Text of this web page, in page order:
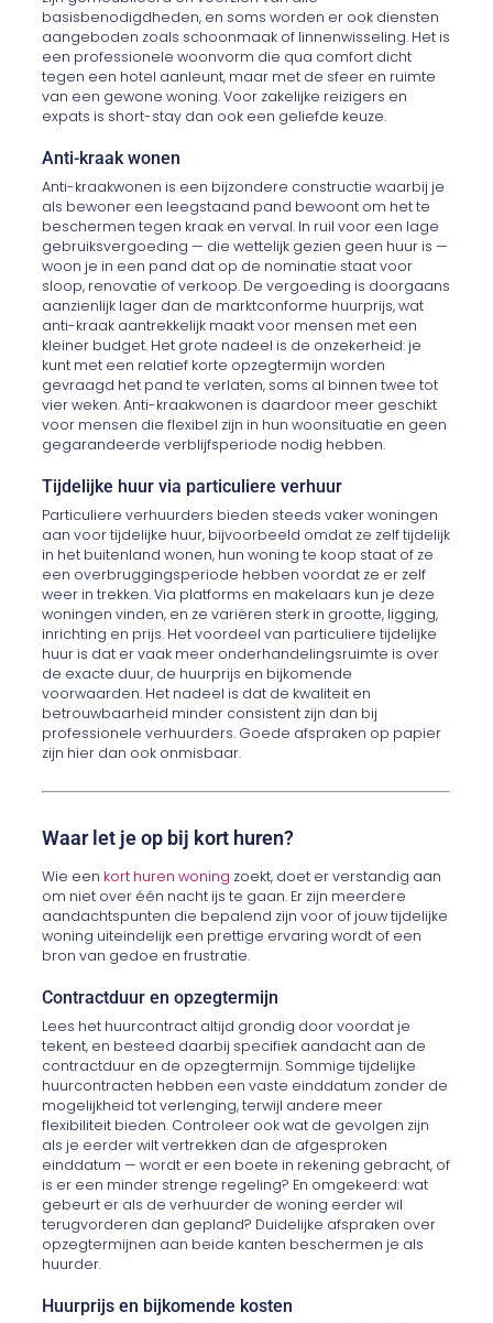
basisbenodigdheden, en soms worden er ook diensten
aangeboden zoals schoonmaak of linnenwisseling. Het is
een professionele woonvorm die qua comfort dicht
tegen een hotel aanleunt, maar met de sfeer en ruimte
van een gewone woning. Voor zakelijke reizigers en
expats is short-stay dan ook een geliefde keuze.
Anti-kraak wonen
Anti-kraakwonen is een bijzondere constructie waarbij je
als bewoner een leegstaand pand bewoont om het te
beschermen tegen kraak en verval. In ruil voor een lage
gebruiksvergoeding — die wettelijk gezien geen huur is —
woon je in een pand dat op de nominatie staat voor
sloop, renovatie of verkoop. De vergoeding is doorgaans
aanzienlijk lager dan de marktconforme huurprijs, wat
anti-kraak aantrekkelijk maakt voor mensen met een
kleiner budget. Het grote nadeel is de onzekerheid: je
kunt met een relatief korte opzegtermijn worden
gevraagd het pand te verlaten, soms al binnen twee tot
vier weken. Anti-kraakwonen is daardoor meer geschikt
voor mensen die flexibel zijn in hun woonsituatie en geen
gegarandeerde verblijfsperiode nodig hebben.
Tijdelijke huur via particuliere verhuur
Particuliere verhuurders bieden steeds vaker woningen
aan voor tijdelijke huur, bijvoorbeeld omdat ze zelf tijdelijk
in het buitenland wonen, hun woning te koop staat of ze
een overbruggingsperiode hebben voordat ze er zelf
weer in trekken. Via platforms en makelaars kun je deze
woningen vinden, en ze variëren sterk in grootte, ligging,
inrichting en prijs. Het voordeel van particuliere tijdelijke
huur is dat er vaak meer onderhandelingsruimte is over
de exacte duur, de huurprijs en bijkomende
voorwaarden. Het nadeel is dat de kwaliteit en
betrouwbaarheid minder consistent zijn dan bij
professionele verhuurders. Goede afspraken op papier
zijn hier dan ook onmisbaar.
Waar let je op bij kort huren?
Wie een kort huren woning zoekt, doet er verstandig aan
om niet over één nacht ijs te gaan. Er zijn meerdere
aandachtspunten die bepalend zijn voor of jouw tijdelijke
woning uiteindelijk een prettige ervaring wordt of een
bron van gedoe en frustratie.
Contractduur en opzegtermijn
Lees het huurcontract altijd grondig door voordat je
tekent, en besteed daarbij specifiek aandacht aan de
contractduur en de opzegtermijn. Sommige tijdelijke
huurcontracten hebben een vaste einddatum zonder de
mogelijkheid tot verlenging, terwijl andere meer
flexibiliteit bieden. Controleer ook wat de gevolgen zijn
als je eerder wilt vertrekken dan de afgesproken
einddatum — wordt er een boete in rekening gebracht, of
is er een minder strenge regeling? En omgekeerd: wat
gebeurt er als de verhuurder de woning eerder wil
terugvorderen dan gepland? Duidelijke afspraken over
opzegtermijnen aan beide kanten beschermen je als
huurder.
Huurprijs en bijkomende kosten